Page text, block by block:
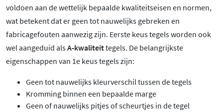
voldoen aan de wettelijk bepaalde kwaliteitseisen en normen,
wat betekent dat er geen tot nauwelijks gebreken en
fabricagefouten aanwezig zijn. Eerste keus tegels worden ook
wel aangeduid alsA-kwaliteittegels. De belangrijkste
eigenschappen van 1e keus tegels zijn:
Geen tot nauwelijks kleurverschil tussen de tegels
Kromming binnen een bepaalde marge
Geen of nauwelijks pitjes of scheurtjes in de tegel